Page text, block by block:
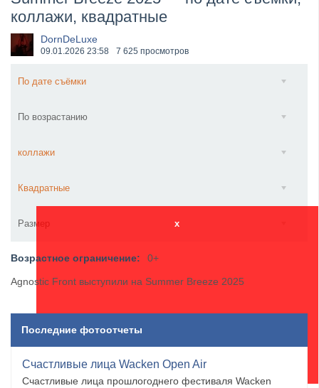
​Wacken Open Air 2027 объявил новую волну участ...
коллажи, квадратные
DornDeLuxe
09.01.2026 23:58 7 625 просмотров
По дате съёмки
По возрастанию
коллажи
Квадратные
Размер x
Возрастное ограничение: 0+
Agnostic Front выступили на Summer Breeze 2025
Последние фотоотчеты
Счастливые лица Wacken Open Air
Счастливые лица прошлогоднего фестиваля Wacken